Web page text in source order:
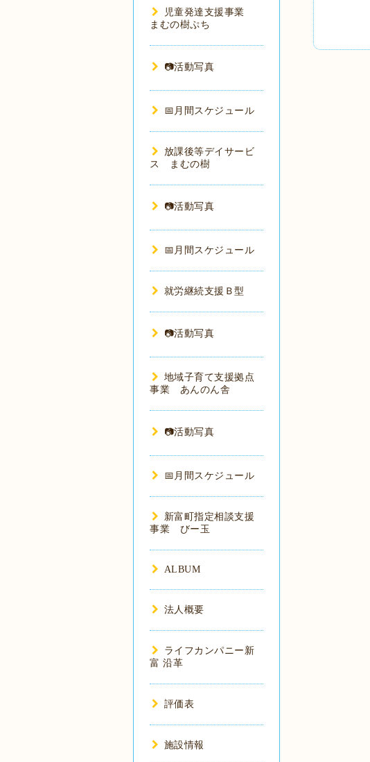
児童発達支援事業
まむの樹ぷち
📷️活動写真
📅月間スケジュール
放課後等デイサービ
ス まむの樹
📷活動写真
📅月間スケジュール
就労継続支援Ｂ型
📷活動写真
地域子育て支援拠点
事業 あんのん舎
📷活動写真
📅月間スケジュール
新富町指定相談支援
事業 びー玉
ALBUM
法人概要
ライフカンパニー新
富 沿革
評価表
施設情報